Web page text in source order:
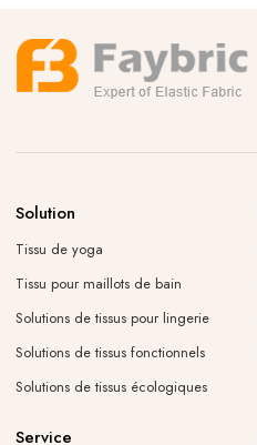
Solution
Tissu de yoga
Tissu pour maillots de bain
Solutions de tissus pour lingerie
Solutions de tissus fonctionnels
Solutions de tissus écologiques
Service